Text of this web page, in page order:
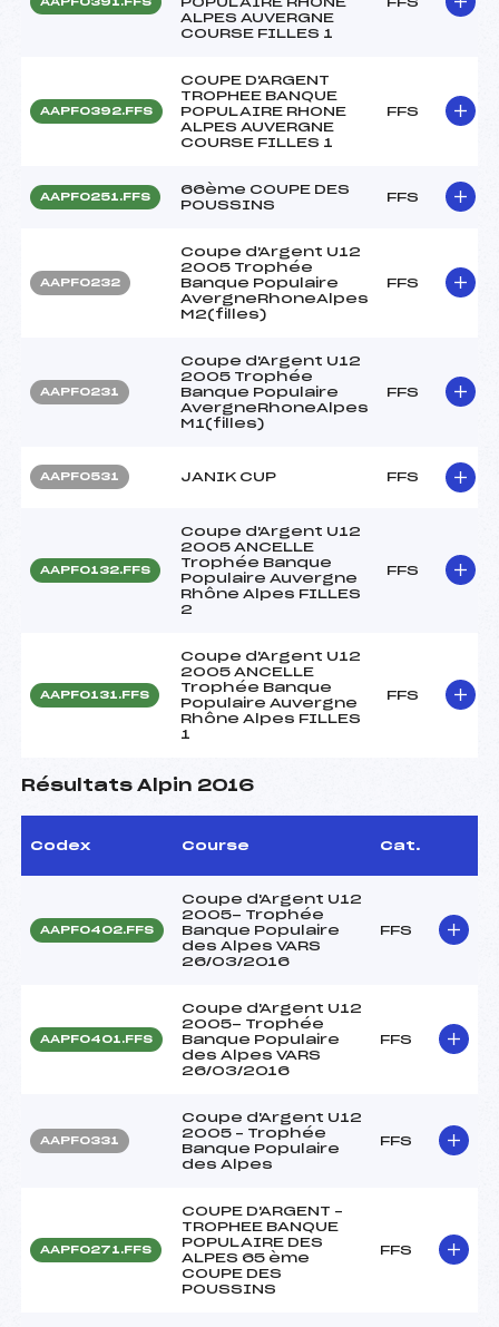
ALPES AUVERGNE
COURSE FILLES 1
AAPF0392.FFS
COUPE D'ARGENT
TROPHEE BANQUE
POPULAIRE RHONE
ALPES AUVERGNE
COURSE FILLES 1
FFS
AAPF0251.FFS
66ème COUPE DES
POUSSINS
FFS
AAPF0232
Coupe d'Argent U12
2005 Trophée
Banque Populaire
AvergneRhoneAlpes
M2(filles)
FFS
AAPF0231
Coupe d'Argent U12
2005 Trophée
Banque Populaire
AvergneRhoneAlpes
M1(filles)
FFS
AAPF0531 JANIK CUP FFS
AAPF0132.FFS
Coupe d'Argent U12
2005 ANCELLE
Trophée Banque
Populaire Auvergne
Rhône Alpes FILLES
2
FFS
AAPF0131.FFS
Coupe d'Argent U12
2005 ANCELLE
Trophée Banque
Populaire Auvergne
Rhône Alpes FILLES
1
FFS
Résultats Alpin 2016
Codex Course Cat.
AAPF0402.FFS
Coupe d'Argent U12
2005- Trophée
Banque Populaire
des Alpes VARS
26/03/2016
FFS
AAPF0401.FFS
Coupe d'Argent U12
2005- Trophée
Banque Populaire
des Alpes VARS
26/03/2016
FFS
AAPF0331
Coupe d'Argent U12
2005 – Trophée
Banque Populaire
des Alpes
FFS
AAPF0271.FFS
COUPE D'ARGENT –
TROPHEE BANQUE
POPULAIRE DES
ALPES 65 ème
COUPE DES
POUSSINS
FFS